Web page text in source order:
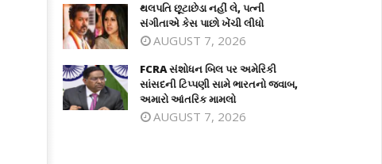
ભારત-બાંગ્લાદેશ વચ્ચે નવો રાજદ્વારી વિવાદ,
વિદેશ મંત્રાલયે કરી સ્પષ્ટતા
થલપતિ છૂટાછેડા નહીં લે, પત્ની સંગીતાએ
કેસ પાછો ખેંચી લીધો
July
8,
થલપતિ છૂટાછેડા નહીં લે, પત્ની
સંગીતાએ કેસ પાછો ખેંચી લીધો
AUGUST 7, 2026
FCRA સંશોધન બિલ પર અમેરિકી
સાંસદની ટિપ્પણી સામે ભારતનો જવાબ,
અમારો આંતરિક મામલો
AUGUST 7, 2026